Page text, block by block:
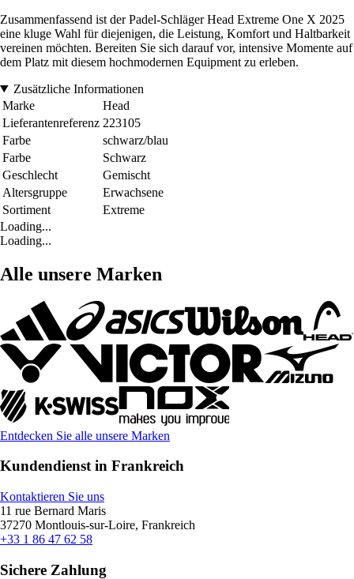
Zusammenfassend ist der Padel-Schläger Head Extreme One X 2025
eine kluge Wahl für diejenigen, die Leistung, Komfort und Haltbarkeit
vereinen möchten. Bereiten Sie sich darauf vor, intensive Momente auf
dem Platz mit diesem hochmodernen Equipment zu erleben.
Zusätzliche Informationen
Marke
Head
Lieferantenreferenz 223105
Farbe
schwarz/blau
Farbe
Schwarz
Geschlecht
Gemischt
Altersgruppe
Erwachsene
Sortiment
Extreme
Loading...
Loading...
Alle unsere Marken
Entdecken Sie alle unsere Marken
Kundendienst in Frankreich
Kontaktieren Sie uns
11 rue Bernard Maris
37270 Montlouis-sur-Loire, Frankreich
+33 1 86 47 62 58
Sichere Zahlung